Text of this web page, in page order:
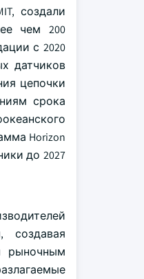
создали
чем 200
с 2020
датчиков
цепочки
срока
Horizon
до 2027
создавая
рыночным